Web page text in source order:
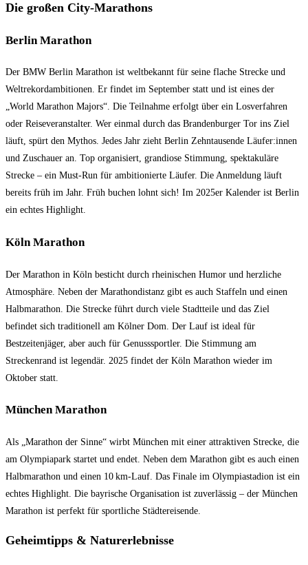
Die großen City-Marathons
Berlin Marathon
Der BMW Berlin Marathon ist weltbekannt für seine flache Strecke und
Weltrekordambitionen. Er findet im September statt und ist eines der
„World Marathon Majors“. Die Teilnahme erfolgt über ein Losverfahren
oder Reiseveranstalter. Wer einmal durch das Brandenburger Tor ins Ziel
läuft, spürt den Mythos. Jedes Jahr zieht Berlin Zehntausende Läufer:innen
und Zuschauer an. Top organisiert, grandiose Stimmung, spektakuläre
Strecke – ein Must-Run für ambitionierte Läufer. Die Anmeldung läuft
bereits früh im Jahr. Früh buchen lohnt sich! Im 2025er Kalender ist Berlin
ein echtes Highlight.
Köln Marathon
Der Marathon in Köln besticht durch rheinischen Humor und herzliche
Atmosphäre. Neben der Marathondistanz gibt es auch Staffeln und einen
Halbmarathon. Die Strecke führt durch viele Stadtteile und das Ziel
befindet sich traditionell am Kölner Dom. Der Lauf ist ideal für
Bestzeitenjäger, aber auch für Genusssportler. Die Stimmung am
Streckenrand ist legendär. 2025 findet der Köln Marathon wieder im
Oktober statt.
München Marathon
Als „Marathon der Sinne“ wirbt München mit einer attraktiven Strecke, die
am Olympiapark startet und endet. Neben dem Marathon gibt es auch einen
Halbmarathon und einen 10 km-Lauf. Das Finale im Olympiastadion ist ein
echtes Highlight. Die bayrische Organisation ist zuverlässig – der München
Marathon ist perfekt für sportliche Städtereisende.
Geheimtipps & Naturerlebnisse